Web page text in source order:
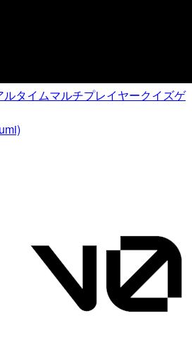
タイムマルチプレイヤークイズゲ